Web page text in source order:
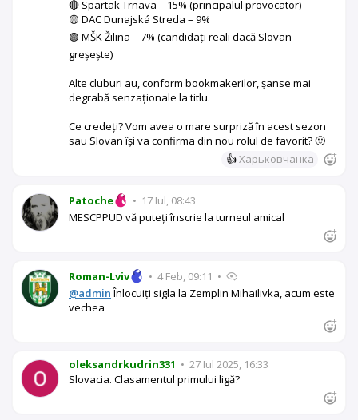
🔴 Spartak Trnava – 15% (principalul provocator)
🟡 DAC Dunajská Streda – 9%
🟢 MŠK Žilina – 7% (candidați reali dacă Slovan
greșește)
Alte cluburi au, conform bookmakerilor, șanse mai
degrabă senzaționale la titlu.
Ce credeți? Vom avea o mare surpriză în acest sezon
sau Slovan își va confirma din nou rolul de favorit? 🙂
👍Харьковчанка
Patoche • 17 Iul, 08:43
MESCPPUD vă puteți înscrie la turneul amical
Roman-Lviv • 4 Feb, 09:11 •
@adminÎnlocuiți sigla la Zemplin Mihailivka, acum este
vechea
oleksandrkudrin331 • 27 Iul 2025, 16:33
Slovacia. Clasamentul primului ligă?